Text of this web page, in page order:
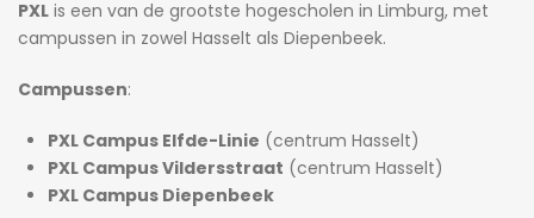
PXL is een van de grootste hogescholen in Limburg, met
campussen in zowel Hasselt als Diepenbeek.
Campussen:
PXL Campus Elfde-Linie (centrum Hasselt)
PXL Campus Vildersstraat (centrum Hasselt)
PXL Campus Diepenbeek